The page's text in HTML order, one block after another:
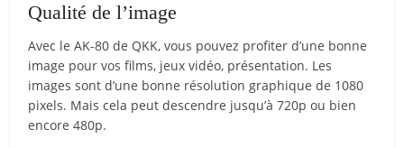
Qualité de l’image
Avec le AK-80 de QKK, vous pouvez profiter d’une bonne
image pour vos films, jeux vidéo, présentation. Les
images sont d’une bonne résolution graphique de 1080
pixels. Mais cela peut descendre jusqu’à 720p ou bien
encore 480p.